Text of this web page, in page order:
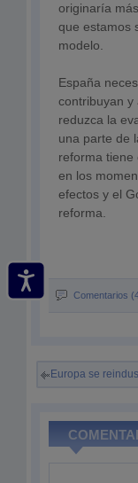
originaría
que estamos
modelo.
España
contribuyan y
reduzca la
una parte de
reforma tiene
en los
efectos y el
reforma.
Comentarios
Europa se